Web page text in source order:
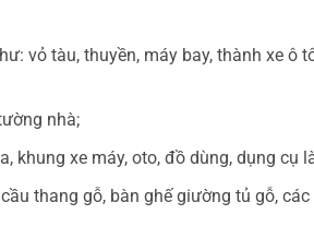
vỏ tàu, thuyền, máy bay, thành xe ô
nhà;
khung xe máy, oto, đồ dùng, dụng cụ
thang gỗ, bàn ghế giường tủ gỗ,